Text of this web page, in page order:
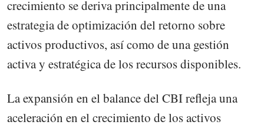
crecimiento se deriva principalmente de una
estrategia de optimización del retorno sobre
activos productivos, así como de una gestión
activa y estratégica de los recursos disponibles.
La expansión en el balance del CBI refleja una
aceleración en el crecimiento de los activos